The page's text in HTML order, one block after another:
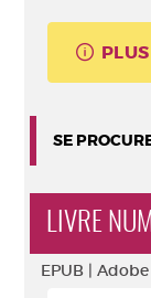
SE
LIVRE
EPUB | Adobe